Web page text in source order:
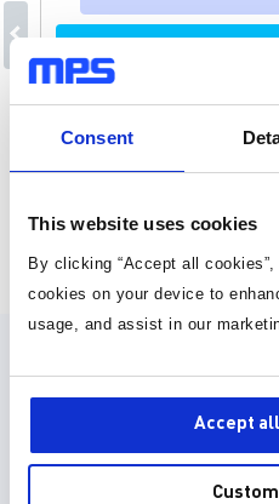
Consent
This website uses cookies
By clicking “Accept all
cookies on your device to
usage, and assist in our
Accept
高压储能系统（ESS）是电网
支付昂贵的峰值电费，或在
些系统能够解决由于风能和太
日益扩大的差距。 MPS 的高性能电
池管理系统 (BMS) 能够可靠
压 ESS 内的所有电池单元，
多个电池模块 (BMU) 组成，
不同地点的需求，管理并扩
BMU 中用作综合模拟前端
确测量多达 16 个串联的锂离
页面 1 为 25
元件库，封装库和 3D